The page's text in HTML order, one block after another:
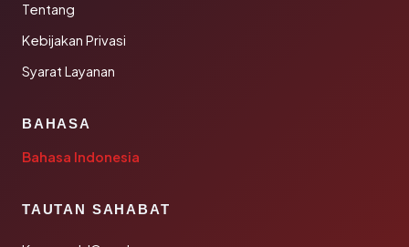
Tentang
Kebijakan Privasi
Syarat Layanan
BAHASA
Bahasa Indonesia
TAUTAN SAHABAT